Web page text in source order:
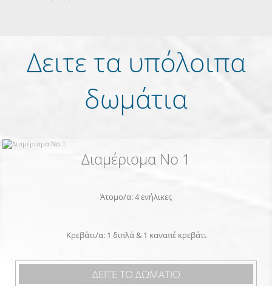
Δειτε τα υπόλοιπα
δωμάτια
Διαμέρισμα Νο 1
Άτομο/α: 4 ενήλικες
Κρεβάτι/α: 1 διπλά & 1 καναπέ κρεβάτι
ΔΕΙΤΕ ΤΟ ΔΩΜΑΤΙΟ